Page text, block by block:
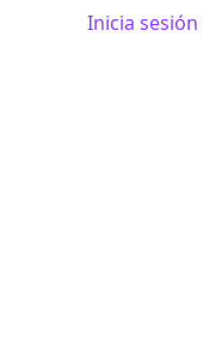
Inicia sesión